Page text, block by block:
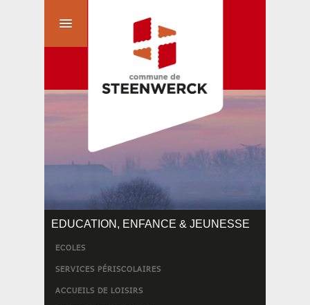
EDUCATION, ENFANCE & JEUNESSE
ECOLES
SERVICES PÉRISCOLAIRES
ACCUEILS DE LOISIRS